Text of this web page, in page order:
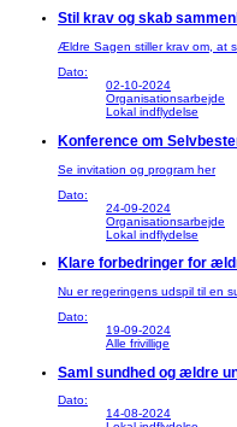
Stil krav og skab
Ældre Sagen stiller krav om, at
Dato:
02-10-2024
Organisationsarbejde
Lokal indflydelse
Konference om
Se invitation og program her
Dato:
24-09-2024
Organisationsarbejde
Lokal indflydelse
Klare forbedringer for
Nu er regeringens udspil til en
Dato:
19-09-2024
Alle frivillige
Saml sundhed og ældre
Dato:
14-08-2024